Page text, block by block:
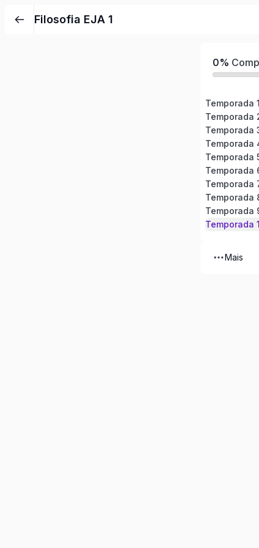
para
Filosofia EJA 1
0%
Temporada
Temporada
Temporada
Temporada
Temporada
Temporada
Temporada
Temporada
Temporada
Temporada
Mais